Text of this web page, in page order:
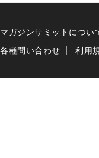
マガジンサミットについ
各種問い合わせ
利用